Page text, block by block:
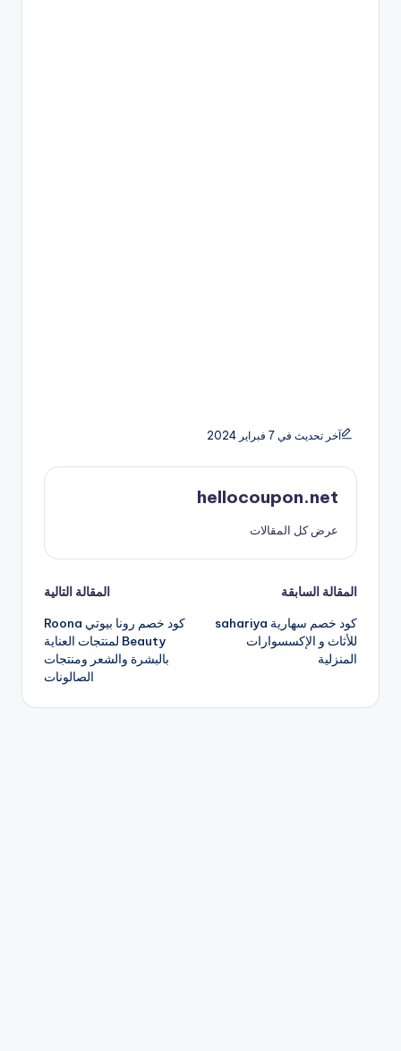
آخر تحديث في 7 فبراير 2024
hellocoupon.net
عرض كل المقالات
تصفّح
المقالات
المقالة السابقة
كود خصم سهارية sahariya
للأثاث و الإكسسوارات
المنزلية
المقالة التالية
كود خصم رونا بيوتي Roona
Beauty لمنتجات العناية
بالبشرة والشعر ومنتجات
الصالونات